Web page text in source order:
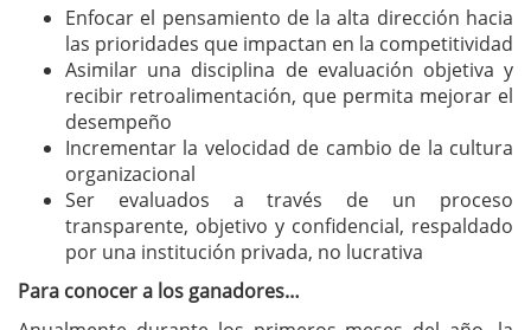
Enfocar el pensamiento de la alta dirección hacia
las prioridades que impactan en la competitividad
Asimilar una disciplina de evaluación objetiva y
recibir retroalimentación, que permita mejorar el
desempeño
Incrementar la velocidad de cambio de la cultura
organizacional
Ser evaluados a través de un proceso
transparente, objetivo y confidencial, respaldado
por una institución privada, no lucrativa
Para conocer a los ganadores…